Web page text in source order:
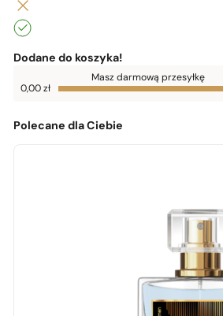
Dodane do koszyka!
Do
darmowej
0,00 zł
Masz darmową przesyłkę
0,00zł
Polecane dla Ciebie